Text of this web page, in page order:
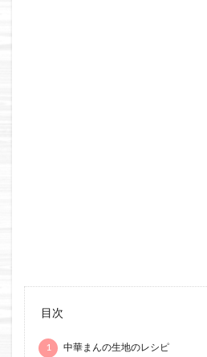
目次
1 中華まんの生地のレシピ